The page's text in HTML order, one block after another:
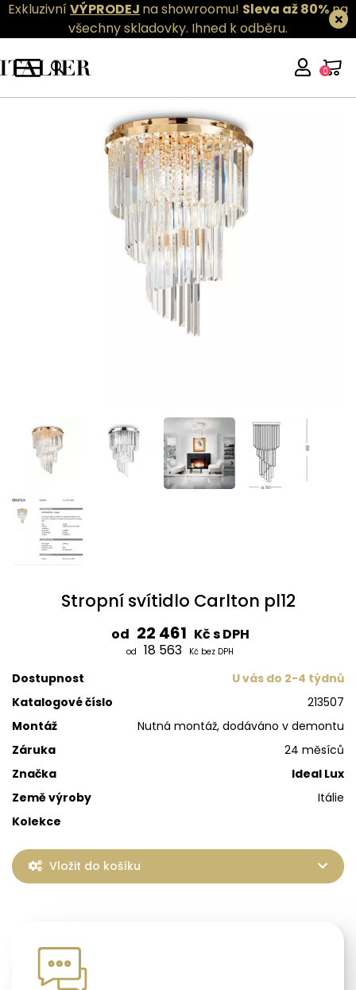
ExkluzivníVÝPRODEJ na showroomu! Sleva až 80%na
všechny skladovky. Ihned k odběru.
0
Stropní svítidlo Carlton pl12
od 22 461 Kč s DPH
od 18 563 Kč bez DPH
Dostupnost
U vás do 2-4 týdnů
Katalogové číslo
213507
Montáž
Nutná montáž, dodáváno v demontu
Záruka
24 měsíců
Značka
Ideal Lux
Země výroby
Itálie
Kolekce
Vložit do košíku